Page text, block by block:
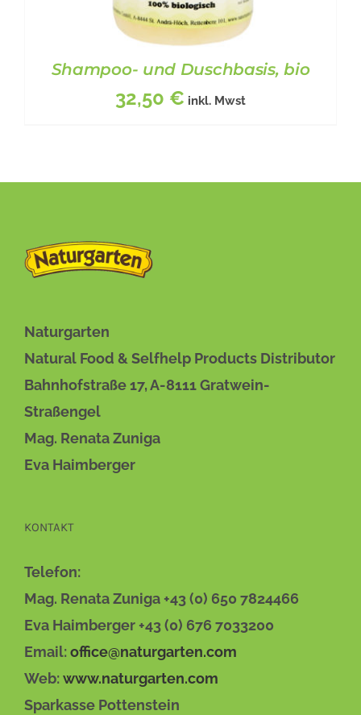
BESCHREIBUNG
Shampoo- und Duschbasis, bio
32,50 € inkl. Mwst
Naturgarten
Natural Food & Selfhelp Products Distributor
Bahnhofstraße 17, A-8111 Gratwein-
Straßengel
Mag. Renata Zuniga
Eva Haimberger
KONTAKT
Telefon:
Mag. Renata Zuniga +43 (0) 650 7824466
Eva Haimberger +43 (0) 676 7033200
Email:office@naturgarten.com
Web:www.naturgarten.com
Sparkasse Pottenstein